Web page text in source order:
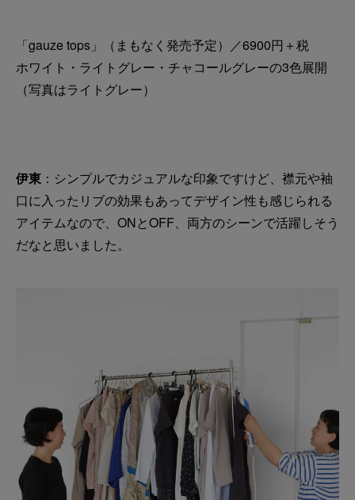
「gauze tops」（まもなく発売予定）／6900円＋税
ホワイト・ライトグレー・チャコールグレーの3色展開
（写真はライトグレー）
伊東 ：シンプルでカジュアルな印象ですけど、襟元や袖
口に入ったリブの効果もあってデザイン性も感じられる
アイテムなので、ONとOFF、両方のシーンで活躍しそう
だなと思いました。